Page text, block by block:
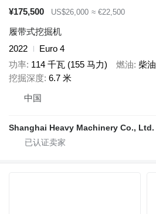
¥175,500
US$26,000 ≈ €22,500
履带式挖掘机
2022
Euro 4
功率 114 千瓦 (155 马力) 燃油 柴油
挖掘深度 6.7 米
中国
Shanghai Heavy Machinery Co., Ltd.